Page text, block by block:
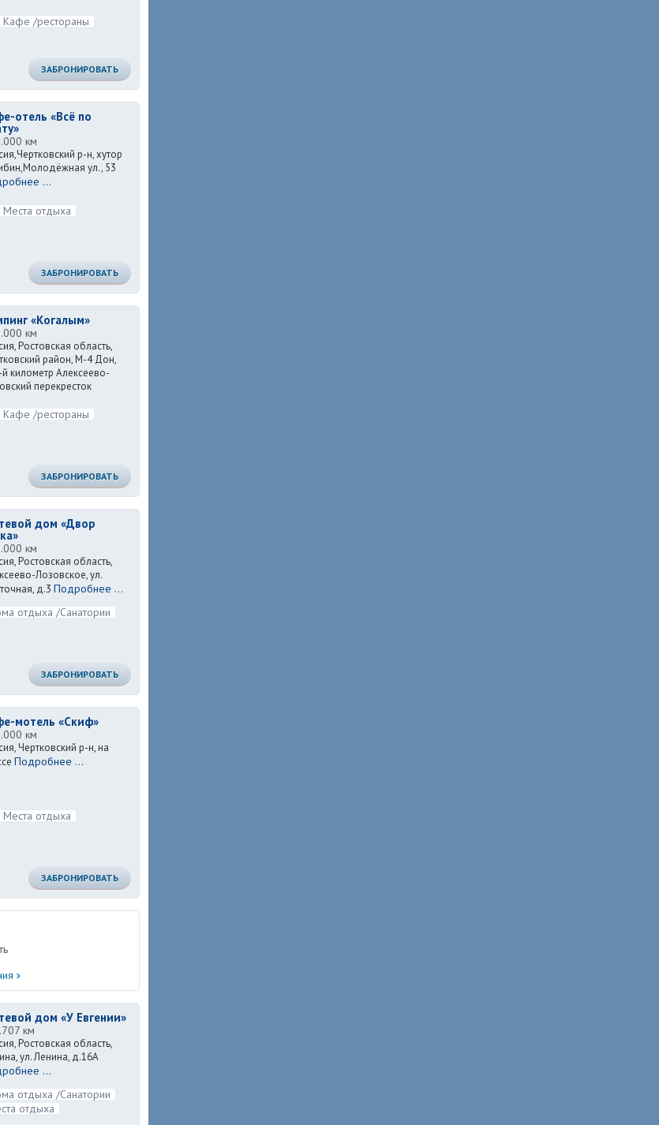
Кафе /рестораны
ЗАБРОНИРОВАТЬ
отель «Всё по
км
р-н, хутор
ул., 53
...
Места отдыха
ЗАБРОНИРОВАТЬ
«Когалым»
км
Ростовская область,
район, М-4 Дон,
километр Алексеево-
перекресток
Кафе /рестораны
ЗАБРОНИРОВАТЬ
дом «Двор
км
Ростовская область,
Лозовское, ул.
д.3 Подробнее ...
отдыха /Санатории
ЗАБРОНИРОВАТЬ
мотель «Скиф»
км
Чертковский р-н, на
Подробнее ...
Места отдыха
ЗАБРОНИРОВАТЬ
дом «У Евгении»
км
Ростовская область,
ул. Ленина, д.16А
...
отдыха /Санатории
отдыха